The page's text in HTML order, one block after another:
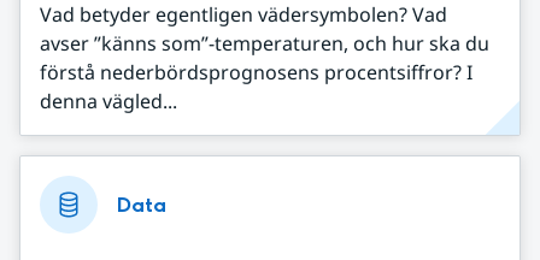
Vad betyder egentligen vädersymbolen? Vad
avser ”känns som”-temperaturen, och hur ska du
förstå nederbördsprognosens procentsiffror? I
denna vägled...
Data